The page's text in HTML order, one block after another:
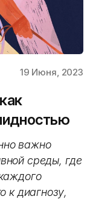
19 Июня, 2023
важно
среды, где
к диагнозу,